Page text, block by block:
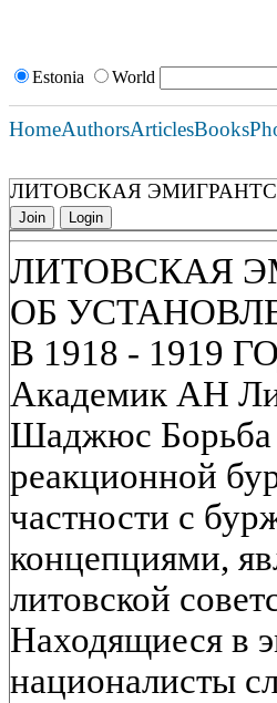
Estonia World
HomeAuthorsArticlesBooks
ЛИТОВСКАЯ
Join Login
ЛИТОВСКАЯ
ОБ
В 1918 - 1919
Академик АН
Шаджюс Борьба
реакционной
частности с
концепциями,
литовской
Находящиеся в
националисты